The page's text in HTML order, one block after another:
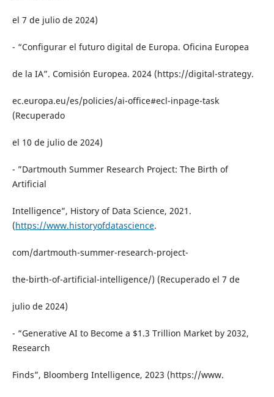
el 7 de julio de 2024)
- “Configurar el futuro digital de Europa. Oficina Europea
de la IA”. Comisión Europea. 2024 (https://digital-strategy.
ec.europa.eu/es/policies/ai-office#ecl-inpage-task
(Recuperado
el 10 de julio de 2024)
- ”Dartmouth Summer Research Project: The Birth of
Artificial
Intelligence”, History of Data Science, 2021.
(https://www.historyofdatascience.
com/dartmouth-summer-research-project-
the-birth-of-artificial-intelligence/) (Recuperado el 7 de
julio de 2024)
- “Generative AI to Become a $1.3 Trillion Market by 2032,
Research
Finds”, Bloomberg Intelligence, 2023 (https://www.